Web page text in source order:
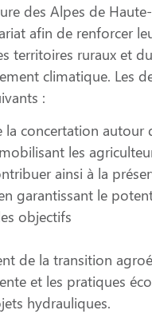
des Alpes de
afin de renforcer
territoires ruraux et
climatique. Les
:
la concertation autour
les
ainsi à la
garantissant le
objectifs
de la transition
et les pratiques
hydrauliques.